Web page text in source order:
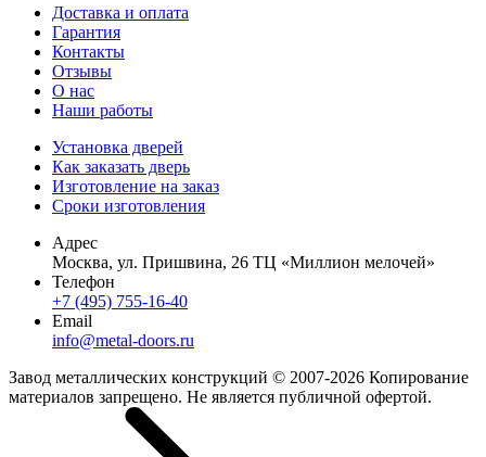
Доставка и оплата
Гарантия
Контакты
Отзывы
О нас
Наши работы
Установка дверей
Как заказать дверь
Изготовление на заказ
Сроки изготовления
Адрес
Москва, ул. Пришвина, 26 ТЦ «Миллион мелочей»
Телефон
+7 (495) 755-16-40
Email
info@metal-doors.ru
Завод металлических конструкций © 2007-2026 Копирование
материалов запрещено. Не является публичной офертой.